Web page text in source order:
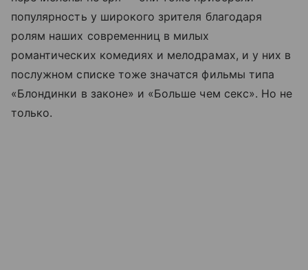
популярность у широкого зрителя благодаря
ролям наших современниц в милых
романтических комедиях и мелодрамах, и у них в
послужном списке тоже значатся фильмы типа
«Блондинки в законе» и «Больше чем секс». Но не
только.